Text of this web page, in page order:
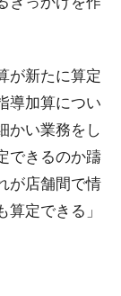
が新たに算定
導加算につい
かい業務をし
できるのか躊
が店舗間で情
定できる」